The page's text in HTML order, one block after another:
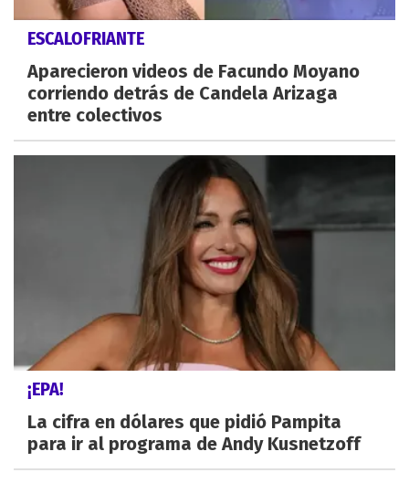
ESCALOFRIANTE
Aparecieron videos de Facundo Moyano
corriendo detrás de Candela Arizaga
entre colectivos
¡EPA!
La cifra en dólares que pidió Pampita
para ir al programa de Andy Kusnetzoff